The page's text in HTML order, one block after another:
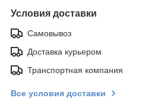
Условия доставки
Самовывоз
Доставка курьером
Транспортная компания
Все условия доставки